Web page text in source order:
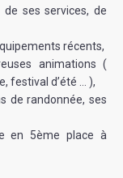
de ses services, de
récents,
animations (
festival d’été … ),
de randonnée, ses
en 5ème place à